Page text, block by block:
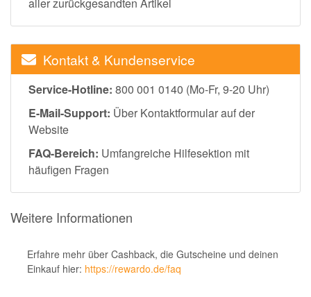
aller zurückgesandten Artikel
Kontakt & Kundenservice
Service-Hotline: 800 001 0140 (Mo-Fr, 9-20 Uhr)
E-Mail-Support: Über Kontaktformular auf der
Website
FAQ-Bereich: Umfangreiche Hilfesektion mit
häufigen Fragen
Weitere Informationen
Erfahre mehr über Cashback, die Gutscheine und deinen
Einkauf hier: https://rewardo.de/faq